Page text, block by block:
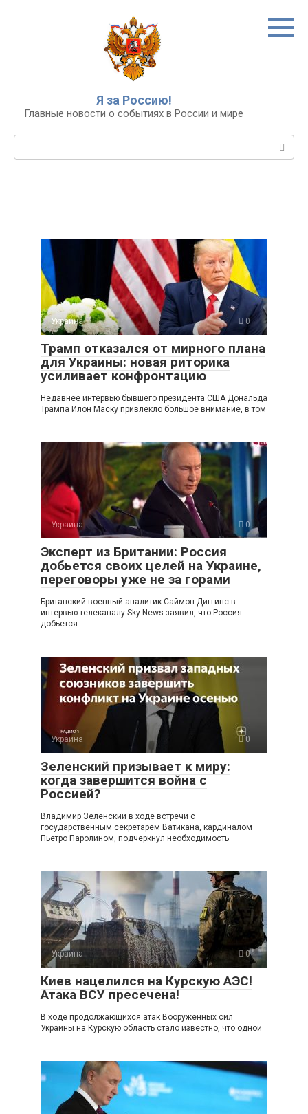
Я за Россию!
Главные новости о событиях в России и мире
Украина 0
Трамп отказался от мирного плана
для Украины: новая риторика
усиливает конфронтацию
Недавнее интервью бывшего президента США Дональда
Трампа Илон Маску привлекло большое внимание, в том
Украина 0
Эксперт из Британии: Россия
добьется своих целей на Украине,
переговоры уже не за горами
Британский военный аналитик Саймон Диггинс в
интервью телеканалу Sky News заявил, что Россия
добьется
Украина 0
Зеленский призывает к миру:
когда завершится война с
Россией?
Владимир Зеленский в ходе встречи с
государственным секретарем Ватикана, кардиналом
Пьетро Паролином, подчеркнул необходимость
Украина 0
Киев нацелился на Курскую АЭС!
Атака ВСУ пресечена!
В ходе продолжающихся атак Вооруженных сил
Украины на Курскую область стало известно, что одной